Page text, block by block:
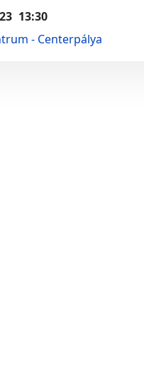
13:30
- Centerpálya